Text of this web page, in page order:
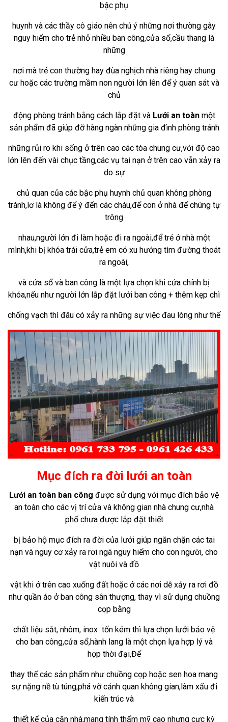
bậc phụ
huynh và các thầy cô giáo nên chú ý những nơi thường gây
nguy hiểm cho trẻ nhỏ nhiều ban công,cửa sổ,cầu thang là
những
nơi mà trẻ con thường hay đùa nghịch nhà riêng hay chung
cư hoặc các trường mầm non người lớn lên để ý quan sát và
chủ
động phòng tránh bằng cách lắp đặt và Lưới an toàn một
sản phẩm đã giúp đỡ hàng ngàn những gia đình phòng tránh
những rủi ro khi sống ở trên cao các tòa chung cư,với độ cao
lớn lên đến vài chục tầng,các vụ tai nạn ở trên cao vẫn xảy ra
do sự
chủ quan của các bậc phụ huynh chủ quan không phòng
tránh,lơ là không để ý đến các cháu,để con ở nhà để chúng tự
trông
nhau,người lớn đi làm hoặc đi ra ngoài,để trẻ ở nhà một
mình,khi bị khóa trái cửa,trẻ em có xu hướng tìm đường thoát
ra ngoài,
và cửa sổ và ban công là một lựa chọn khi cửa chính bị
khóa,nếu như người lớn lắp đặt lưới ban công + thêm kẹp chì
chống vạch thì đâu có xảy ra những sự việc đau lòng như thế
Mục đích ra đời lưới an toàn
Lưới an toàn ban công được sử dụng với mục đích bảo vệ
an toàn cho các vị trí cửa và không gian nhà chung cư,nhà
phố chưa được lắp đặt thiết
bị bảo hộ mục đích ra đời của l ưới giúp ngăn chặn các tai
nạn và nguy cơ xảy ra rơi ngã nguy hiểm cho con người, cho
vật nuôi và đồ
vật khi ở trên cao xuống đất hoặc ở các nơi dễ xảy ra rơi đồ
như quần áo ở ban công sân thượng, thay vì sử dụng chuồng
cọp bằng
chất liệu sắt, nhôm, inox tốn kém thì lựa chọn lưới bảo vệ
cho ban công,cửa sổ,hành lang là một chọn lựa hợp lý và
hợp thời đại,Để
thay thế các sản phẩm như chuồng cọp hoặc sen hoa mang
sự nặng nề tù túng,phá vỡ cảnh quan không gian,làm xấu đi
kiến trúc và
thiết kế của căn nhà,mang tính thẩm mỹ cao nhưng cực kỳ